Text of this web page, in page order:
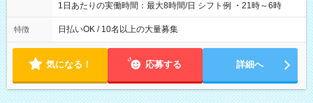
1日あたりの実働時間：最大8時間/日 シフト例 ・21時～6時
特徴 日払いOK / 10名以上の大量募集
気になる！ 応募する 詳細へ